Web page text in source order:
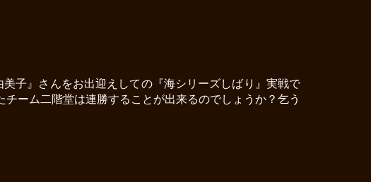
子』さんをお出迎えしての『海シリーズしばり』実戦で
ーム二階堂は連勝することが出来るのでしょうか？乞う